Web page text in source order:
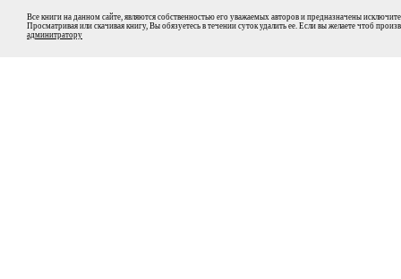
Все книги на данном сайте, являются собственностью его уважаемых авторов и предназначены
Просматривая или скачивая книгу, Вы обязуетесь в течении суток удалить ее. Если вы желаете чтоб
админитратору